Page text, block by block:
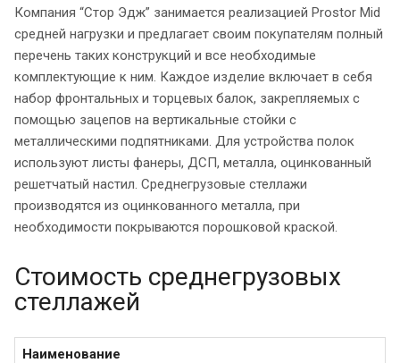
Компания “Стор Эдж” занимается реализацией Prostor Mid
средней нагрузки и предлагает своим покупателям полный
перечень таких конструкций и все необходимые
комплектующие к ним. Каждое изделие включает в себя
набор фронтальных и торцевых балок, закрепляемых с
помощью зацепов на вертикальные стойки с
металлическими подпятниками. Для устройства полок
используют листы фанеры, ДСП, металла, оцинкованный
решетчатый настил. Среднегрузовые стеллажи
производятся из оцинкованного металла, при
необходимости покрываются порошковой краской.
Стоимость среднегрузовых
стеллажей
Наименование